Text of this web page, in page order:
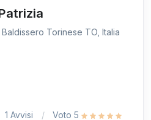
Torinese TO, Italia
1 Avvisi Voto 5